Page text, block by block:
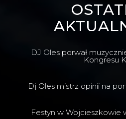
DJ Oles porwał
Kongresu
Dj Oles mistrz opinii na
Festyn w Wojcieszkowie